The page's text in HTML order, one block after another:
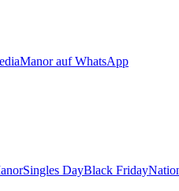
Manor auf WhatsApp
Singles DayBlack Friday